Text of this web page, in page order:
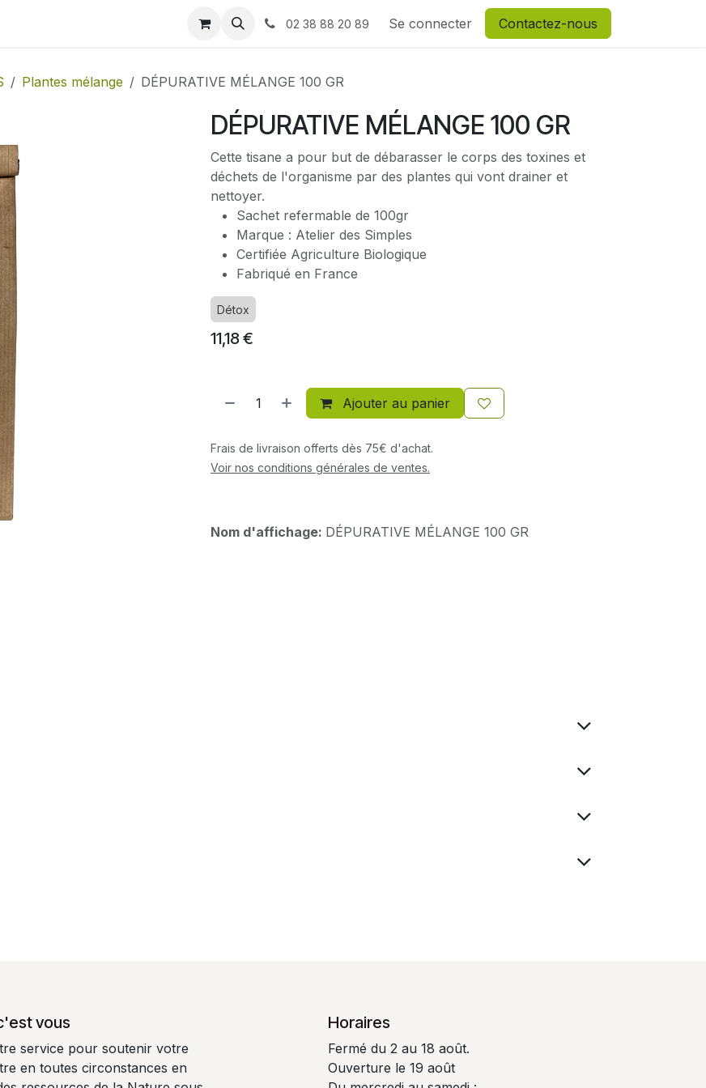
02 38 88 20 89 Se connecter Contactez-nous
Plantes mélange DÉPURATIVE MÉLANGE 100 GR
DÉPURATIVE MÉLANGE 100 GR
Cette tisane a pour but de débarasser le corps des toxines et
déchets de l'organisme par des plantes qui vont drainer et
nettoyer.
Sachet refermable de 100gr
Marque : Atelier des Simples
Certifiée Agriculture Biologique
Fabriqué en France
Détox
11,18€
Ajouter au panier
Frais de livraison offerts dès 75€ d'achat.
Voir nos conditions générales de ventes.
Nom d'affichage: DÉPURATIVE MÉLANGE 100 GR
vous
service pour soutenir votre
en toutes circonstances en
Horaires
Fermé du 2 au 18 août.
Ouverture le 19 août